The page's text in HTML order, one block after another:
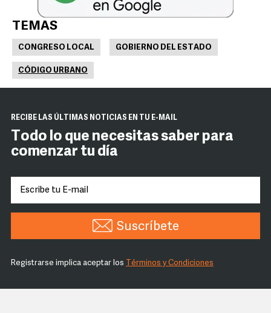
TEMAS
CONGRESO LOCAL GOBIERNO DEL ESTADO
CÓDIGO URBANO
RECIBE LAS ÚLTIMAS NOTICIAS EN TU E-MAIL
Todo lo que necesitas saber para
comenzar tu día
Suscríbete
Registrarse implica aceptar los Términos y Condiciones